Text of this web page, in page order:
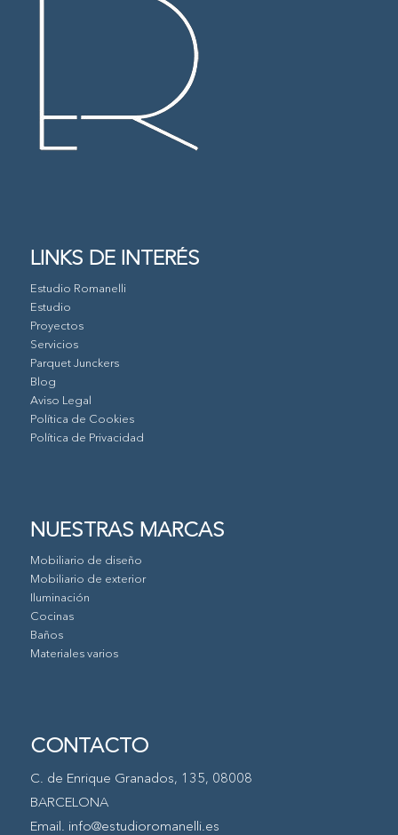
LINKS DE INTERÉS
Estudio Romanelli
Estudio
Proyectos
Servicios
Parquet Junckers
Blog
Aviso Legal
Política de Cookies
Política de Privacidad
NUESTRAS MARCAS
Mobiliario de diseño
Mobiliario de exterior
Iluminación
Cocinas
Baños
Materiales varios
CONTACTO
C. de Enrique Granados, 135, 08008
BARCELONA
Email. info@estudioromanelli.es